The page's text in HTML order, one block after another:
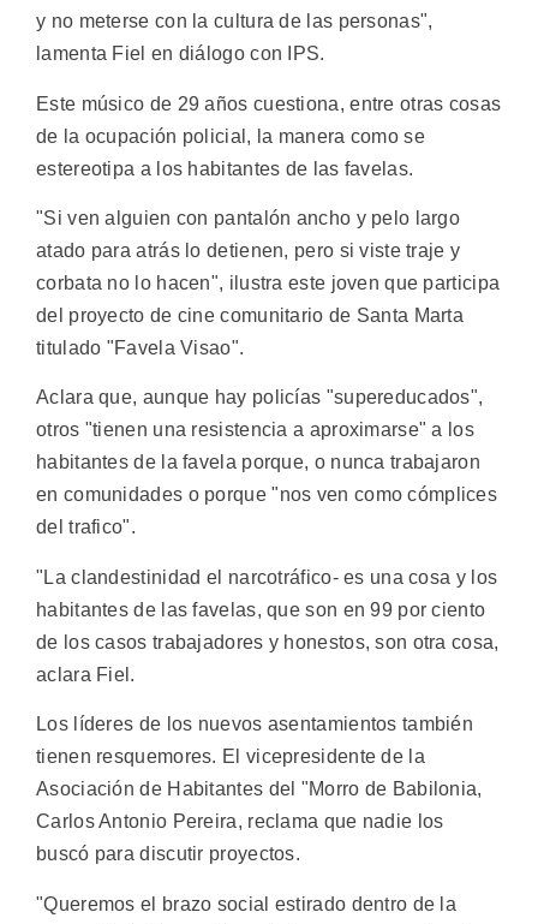
y no meterse con la cultura de las personas",
lamenta Fiel en diálogo con IPS.
Este músico de 29 años cuestiona, entre otras cosas
de la ocupación policial, la manera como se
estereotipa a los habitantes de las favelas.
"Si ven alguien con pantalón ancho y pelo largo
atado para atrás lo detienen, pero si viste traje y
corbata no lo hacen", ilustra este joven que participa
del proyecto de cine comunitario de Santa Marta
titulado "Favela Visao".
Aclara que, aunque hay policías "supereducados",
otros "tienen una resistencia a aproximarse" a los
habitantes de la favela porque, o nunca trabajaron
en comunidades o porque "nos ven como cómplices
del trafico".
"La clandestinidad el narcotráfico- es una cosa y los
habitantes de las favelas, que son en 99 por ciento
de los casos trabajadores y honestos, son otra cosa,
aclara Fiel.
Los líderes de los nuevos asentamientos también
tienen resquemores. El vicepresidente de la
Asociación de Habitantes del "Morro de Babilonia,
Carlos Antonio Pereira, reclama que nadie los
buscó para discutir proyectos.
"Queremos el brazo social estirado dentro de la